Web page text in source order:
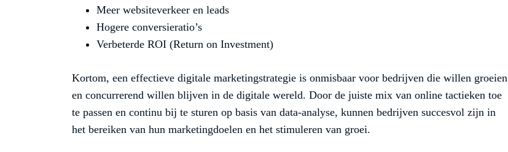
Meer websiteverkeer en leads
Hogere conversieratio’s
Verbeterde ROI (Return on Investment)
Kortom, een effectieve digitale marketingstrategie is onmisbaar voor bedrijven die willen groeien
en concurrerend willen blijven in de digitale wereld. Door de juiste mix van online tactieken toe
te passen en continu bij te sturen op basis van data-analyse, kunnen bedrijven succesvol zijn in
het bereiken van hun marketingdoelen en het stimuleren van groei.